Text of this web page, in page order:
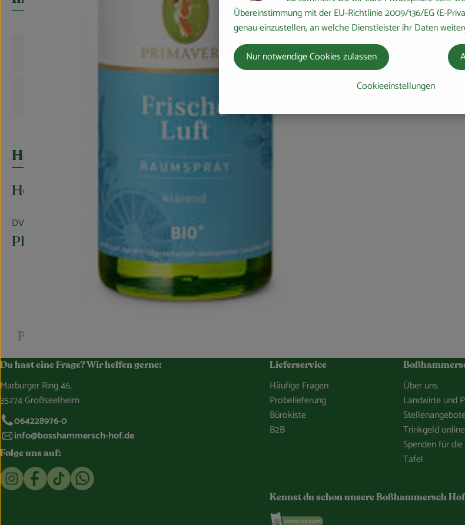
Herkunft
Hersteller: PRIMAVERA
DV
PRIMAVERA
Du hast eine Frage? Wir helfen gerne:
Marburger Ring 46,
35274 Großseelheim
064228976-0
info@bosshammersch-hof.de
Folge uns auf:
Externer Link zu https://www.instagram.com/bosshammerschhof/
Externer Link zu https://www.facebook.com/Oekokiste.Bosshammersch.Hof
Externer Link zu https://www.tiktok.com/@bosshammersch_hof
Externer Link zu https://whatsapp.com/channel/0029VbCaDbdJUM2iLBJEiG1n
Lieferservice
Häufige Fragen
Probelieferung
Bürokiste
B2B
Über uns
Landwirte und
Trinkgeld online
Spenden für
Tafel
Kennst du schon unsere Boßhammersch
Externer Link zu https://
Übereinstimmung mit der EU-Richtlinie 2009/136/EG (E-
genau einzustellen, an welche Dienstleister ihr Daten
Cookieeinstellungen
Nur notwendige Cookies zulassen